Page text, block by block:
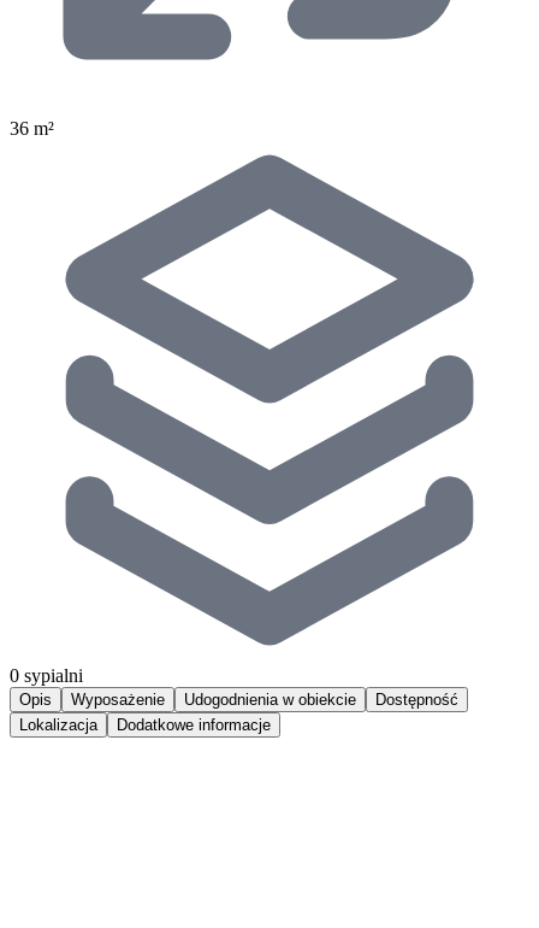
36 m²
0 sypialni
Opis Wyposażenie Udogodnienia w obiekcie
Dostępność
Lokalizacja
Dodatkowe informacje